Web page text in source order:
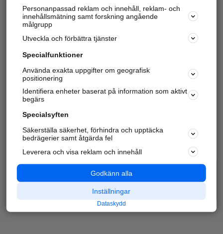
Personanpassad reklam och innehåll, reklam- och
innehållsmätning samt forskning angående
målgrupp
Utveckla och förbättra tjänster
Specialfunktioner
Använda exakta uppgifter om geografisk
positionering
Identifiera enheter baserat på information som aktivt
begärs
Specialsyften
Säkerställa säkerhet, förhindra och upptäcka
bedrägerier samt åtgärda fel
Leverera och visa reklam och innehåll
Godkänn alla
Inställningar
Dataskydd